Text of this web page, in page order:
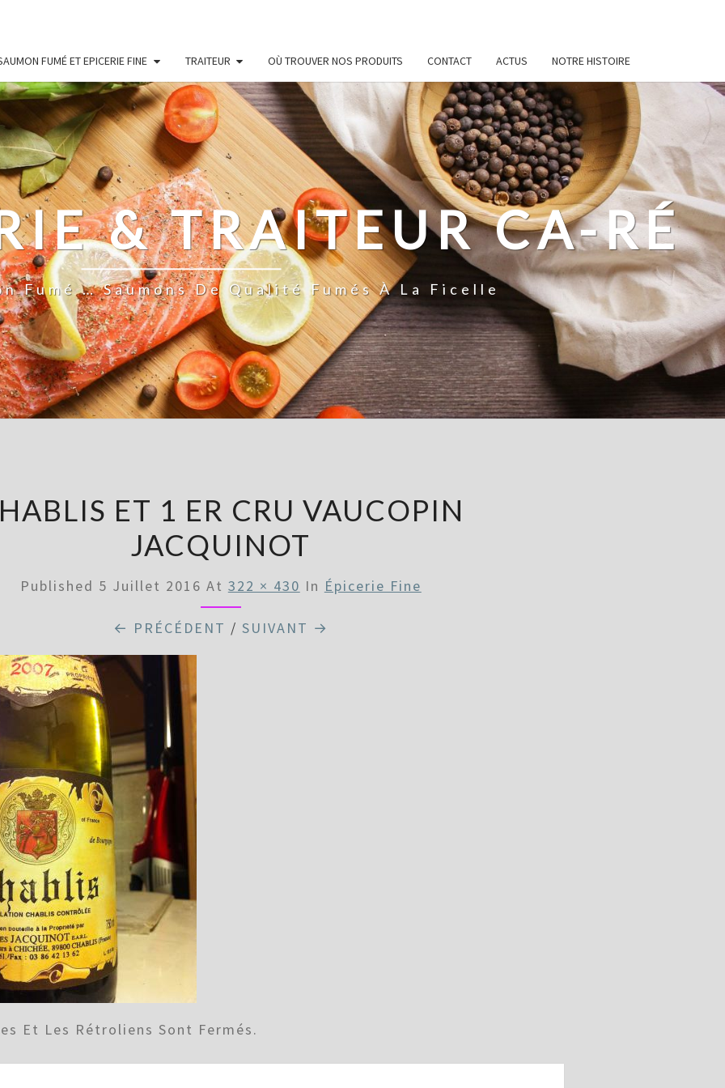
FUMÉ ET EPICERIE FINE TRAITEUR OÙ TROUVER NOS PRODUITS CONTACT ACTUS NOTRE HISTOIRE
& TRAITEUR CA-RÉ
Fumé … Saumons De Qualité Fumés À La Ficelle
ET 1 ER CRU VAUCOPIN
JACQUINOT
Published 5 Juillet 2016 At 322 × 430 In Épicerie Fine
← PRÉCÉDENT / SUIVANT →
Et Les Rétroliens Sont Fermés.